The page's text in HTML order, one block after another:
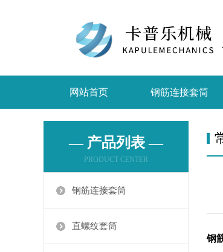
网站首页 钢筋连接套筒
— 产品列表 —
PRODUCT CENTER
钢筋连接套筒
直螺纹套筒
钢